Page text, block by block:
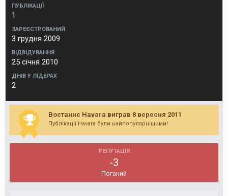
ПУБЛІКАЦІЇ
1
ЗАРЕЄСТРОВАНИЙ
3 грудня 2009
ВІДВІДУВАННЯ
25 січня 2010
ДНІВ У ЛІДЕРАХ
2
Востаннє Havara виграв 8 вересня 2011
Публікації Havara були найпопулярнішими!
РЕПУТАЦІЯ
-3
Поганий